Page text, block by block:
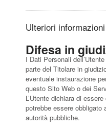
Ulteriori
Difesa in
I Dati Personali
parte del Titolare in
eventuale instaurazione
questo Sito Web o dei
L’Utente dichiara di
potrebbe essere obbligato
autorità pubbliche.